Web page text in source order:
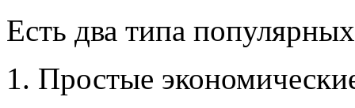
Есть два типа
1. Простые